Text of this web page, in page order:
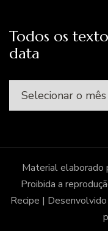
Todos os
data
Todos
os
anteriores,
por
data
Material elaborado
Proibida a
Recipe |